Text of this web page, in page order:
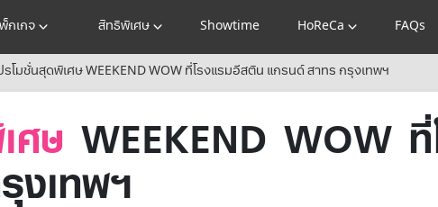
กเกจ สิทธิพิเศษ Showtime HoReCa FAQs
รโมชั่นสุดพิเศษ WEEKEND WOW ที่โรงแรมอีสติน แกรนด์ สาทร กรุงเทพฯ
ศษ WEEKEND WOW
งเทพฯ